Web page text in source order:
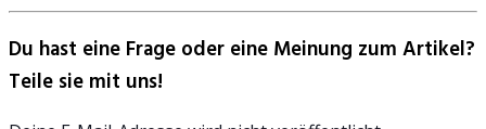
Du hast eine Frage oder eine Meinung zum Artikel?
Teile sie mit uns!